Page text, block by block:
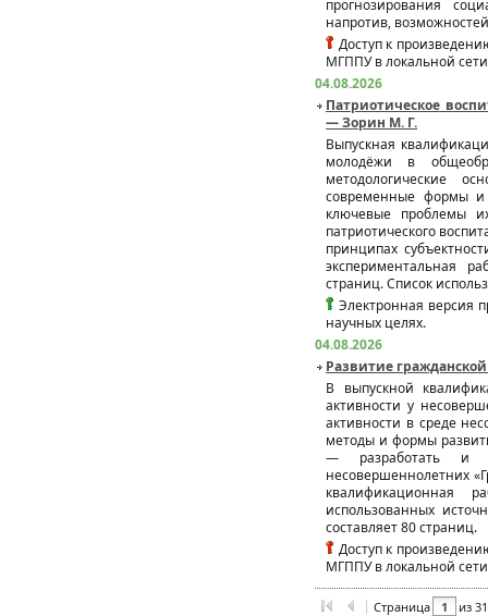
прогнозирования
напротив,
Доступ к
МГППУ в локальной
04.08.2026
Патриотическое
— Зорин М. Г.
Выпускная
молодёжи в
методологические
современные формы и
ключевые проблемы
патриотического
принципах
экспериментальная
страниц. Список
Электронная версия
научных целях.
04.08.2026
Развитие
В выпускной
активности у
активности в среде
методы и формы
— разработать и
несовершеннолетних
квалификационная
использованных
составляет 80 страниц.
Доступ к
МГППУ в локальной
Страница из